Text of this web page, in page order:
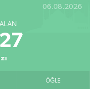
06.08.2026
ÖĞLE